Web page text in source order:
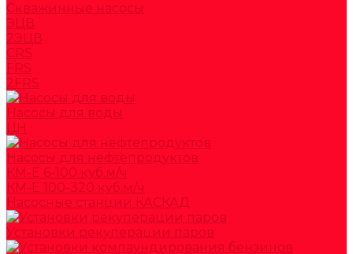
Скважинные насосы
ЭЦВ
2ЭЦВ
CRS
FRS
2FRS
Насосы для воды
ЦН
Насосы для нефтепродуктов
КМ-Е 6-100 куб.м/ч
КМ-Е 100-320 куб.м/ч
Насосные станции КАСКАД
Установки рекуперации паров